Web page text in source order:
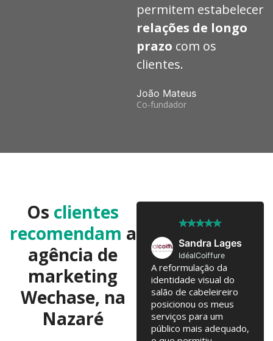
permitem estabelecer
relações de longo
prazo com os
clientes.
João Mateus
Co-fundador
Os clientes
recomendam a
agência de
marketing
Wechase, na
Nazaré
José Pedro
Twobrothers
Colaboramos já há 10
anos, com troca de
ideias regulares para
testarmos. Campanhas
online, Email Marketing,
alterações na loja
Sandra Lages
★★★★★
IdéalCoiffure
A reformulação da
identidade visual do
salão de cabeleireiro
posicionou os meus
serviços para um
público mais adequado,